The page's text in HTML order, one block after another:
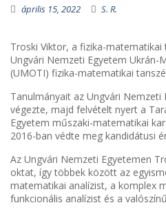
április 15, 2022 S. R.
Troski Viktor, a fizika-
Ungvári Nemzeti Egyetem Ukrán-
(UMOTI) fizika-matematikai
Tanulmányait az Ungvári
végezte, majd felvételt nyert a
Egyetem műszaki-matematikai
2016-ban védte meg kandidátusi
Az Ungvári Nemzeti Egyetemen
oktat, így többek között az
matematikai analízist, a komplex
funkcionális analízist és a